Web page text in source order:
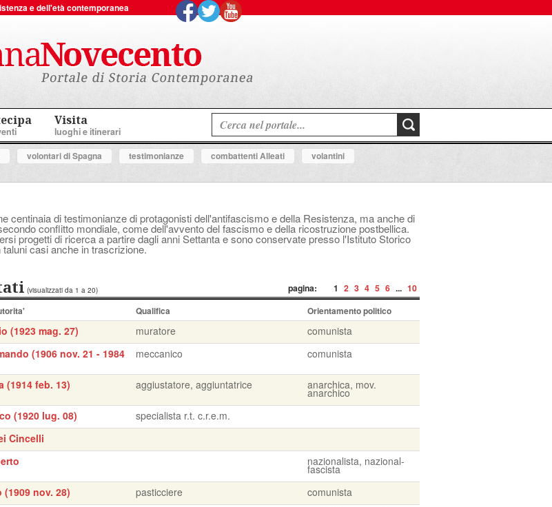
e dell'età contemporanea
Visita
luoghi e itinerari
volontari di Spagna testimonianze combattenti Alleati
volantini
centinaia di testimonianze di protagonisti dell'antifascismo e della Resistenza, ma anche di
conflitto mondiale, come dell'avvento del fascismo e della ricostruzione postbellica.
progetti di ricerca a partire dagli anni Settanta e sono conservate presso l'Istituto Storico
casi anche in trascrizione.
pagina: 1 2 3 4 5 6 ... 10
(visualizzati da 1 a 20)
Qualifica Orientamento politico
(1923 mag. 27) muratore
comunista
(1906 nov. 21 - 1984
meccanico comunista
(1914 feb. 13) aggiustatore, aggiuntatrice anarchica, mov.
anarchico
(1920 lug. 08)
specialista r.t. c.r.e.m.
Cincelli
nazionalista, nazional-
fascista
(1909 nov. 28)
pasticciere
comunista